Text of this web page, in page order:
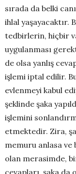
sırada da belki
ihlal yaşayacaktır.
tedbirlerin, hiçbir
uygulanması
de olsa yanlış
işlemi iptal edilir.
evlenmeyi kabul
şeklinde şaka
işlemini
etmektedir. Zira,
memuru anlasa ve
olan merasimde,
cevapları, şaka da